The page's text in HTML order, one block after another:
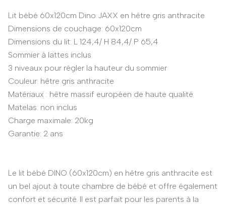
Lit bébé 60x120cm Dino JAXX en hêtre gris anthracite
Dimensions de couchage: 60x120cm
Dimensions du lit: L 124,4/ H 84,4/ P 65,4
Sommier à lattes inclus
3 niveaux pour régler la hauteur du sommier
Couleur: hêtre gris anthracite
Matériaux : hêtre massif européen de haute qualité
Matelas: non inclus
Charge maximale: 20kg
Garantie: 2 ans
Le lit bébé DINO (60x120cm) en hêtre gris anthracite est
un bel ajout à toute chambre de bébé et offre également
confort et sécurité. Il est parfait pour les parents à la